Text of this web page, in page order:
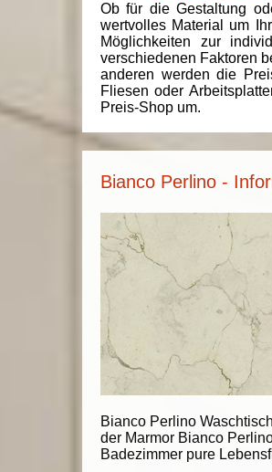
Ob für die Gestaltung
wertvolles Material um
Möglichkeiten zur
verschiedenen Faktoren
anderen werden die
Fliesen oder
Preis-Shop um.
Bianco Perlino -
Bianco Perlino
der Marmor Bianco
Badezimmer pure